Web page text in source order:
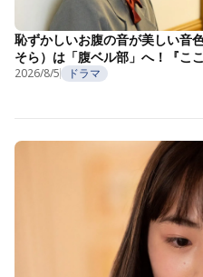
恥ずかしいお腹の音が美しい音
そら）は「腹ベル部」へ！『こ
2026/8/5 ドラマ